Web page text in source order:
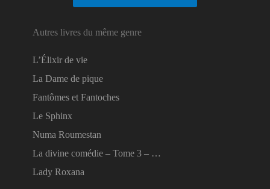
Autres livres du même genre
L’Élixir de vie
La Dame de pique
Fantômes et Fantoches
Le Sphinx
Numa Roumestan
La divine comédie – Tome 3 – …
Lady Roxana